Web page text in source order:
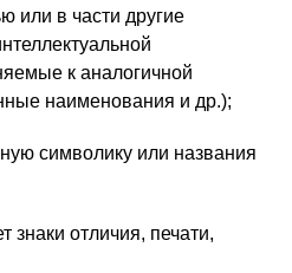
или в части другие
к аналогичной
наименования и др.);
символику или названия
знаки отличия, печати,